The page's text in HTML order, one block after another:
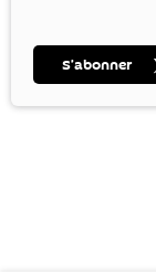
S’abonner